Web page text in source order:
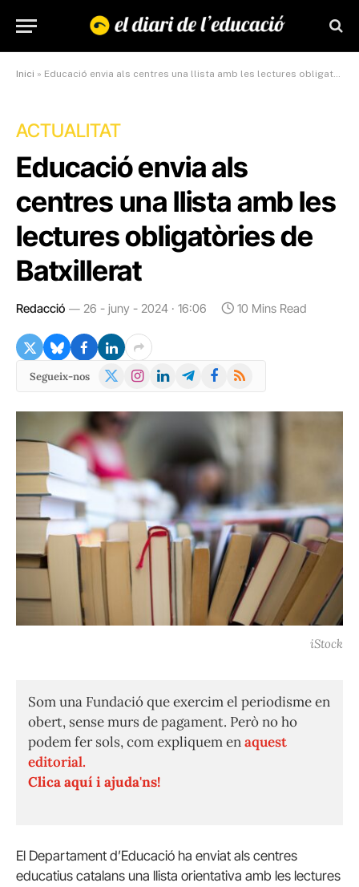
Inici » Educació envia als centres una llista amb les lectures obligatòries de Batxillerat
ACTUALITAT
Educació envia als
centres una llista amb les
lectures obligatòries de
Batxillerat
Redacció 26 - juny - 2024 · 16:06 10 Mins Read
Segueix-nos
X
Instagram
LinkedInTelegramFacebook
RSS
iStock
Som una Fundació que exercim el periodisme en
obert, sense murs de pagament. Però no ho
podem fer sols, com expliquem enaquest
editorial.
Clica aquí i ajuda'ns!
El Departament d’Educació ha enviat als centres
educatius catalans una llista orientativa amb les lectures